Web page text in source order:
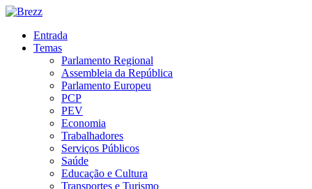
Entrada
Temas
Parlamento Regional
Assembleia da República
Parlamento Europeu
PCP
PEV
Economia
Trabalhadores
Serviços Públicos
Saúde
Educação e Cultura
Transportes e Turismo